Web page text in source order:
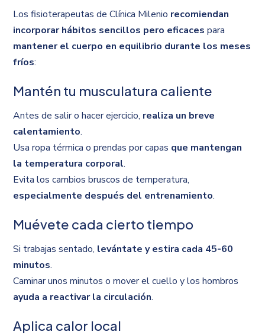
Los fisioterapeutas de Clínica Milenio recomiendan
incorporar hábitos sencillos pero eficaces para
mantener el cuerpo en equilibrio durante los meses
fríos:
Mantén tu musculatura caliente
Antes de salir o hacer ejercicio, realiza un breve
calentamiento.
Usa ropa térmica o prendas por capas que mantengan
la temperatura corporal.
Evita los cambios bruscos de temperatura,
especialmente después del entrenamiento.
Muévete cada cierto tiempo
Si trabajas sentado, levántate y estira cada 45-60
minutos.
Caminar unos minutos o mover el cuello y los hombros
ayuda a reactivar la circulación.
Aplica calor local